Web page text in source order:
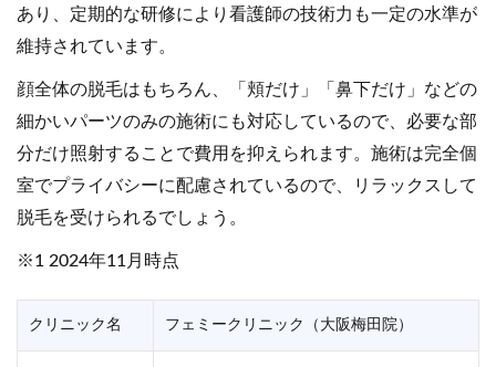
あり、定期的な研修により看護師の技術力も一定の水準が
維持されています。
顔全体の脱毛はもちろん、「頬だけ」「鼻下だけ」などの
細かいパーツのみの施術にも対応しているので、必要な部
分だけ照射することで費用を抑えられます。施術は完全個
室でプライバシーに配慮されているので、リラックスして
脱毛を受けられるでしょう。
※1 2024年11月時点
クリニック名 フェミークリニック（大阪梅田院）